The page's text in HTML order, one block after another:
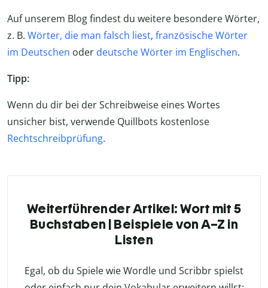
Auf unserem Blog findest du weitere besondere Wörter,
z. B. Wörter, die man falsch liest, französische Wörter
im Deutschen oder deutsche Wörter im Englischen.
Tipp:
Wenn du dir bei der Schreibweise eines Wortes
unsicher bist, verwende Quillbots kostenlose
Rechtschreibprüfung.
Weiterführender Artikel: Wort mit 5
Buchstaben | Beispiele von A–Z in
Listen
Egal, ob du Spiele wie Wordle und Scribbr spielst